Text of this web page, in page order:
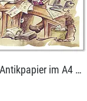
im A4 …